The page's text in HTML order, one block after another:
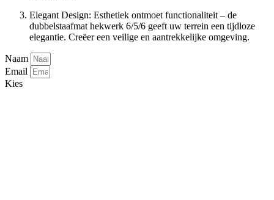
Elegant Design: Esthetiek ontmoet functionaliteit – de
dubbelstaafmat hekwerk 6/5/6 geeft uw terrein een tijdloze
elegantie. Creëer een veilige en aantrekkelijke omgeving.
Naam
Email
Kies